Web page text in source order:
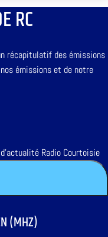
RC
récapitulatif des émissions
émissions et de notre
Radio Courtoisie
(MHZ)